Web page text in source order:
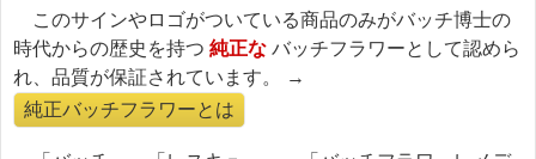
このサインやロゴがついている商品のみがバッチ博士の
時代からの歴史を持つ 純正な バッチフラワーとして認めら
れ、品質が保証されています。 →
純正バッチフラワーとは